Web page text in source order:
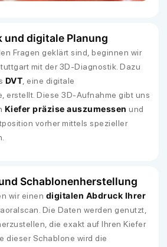
und digitale Planung
Fragen geklärt sind, beginnen wir
mit der 3D-Diagnostik. Dazu
DVT, eine digitale
erstellt. Diese 3D-Aufnahme gibt uns
Kiefer präzise auszumessen und
vorher mittels spezieller
Schablonenherstellung
wir einen digitalen Abdruck Ihrer
Die Daten werden genutzt,
die exakt auf Ihren Kiefer
dieser Schablone wird die